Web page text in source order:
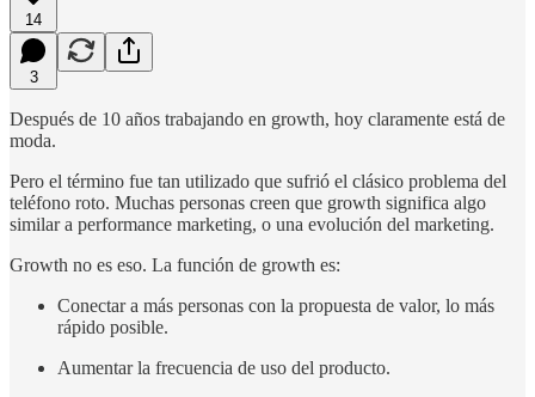
14
3
Después de 10 años trabajando en growth, hoy claramente está de
moda.
Pero el término fue tan utilizado que sufrió el clásico problema del
teléfono roto. Muchas personas creen que growth significa algo
similar a performance marketing, o una evolución del marketing.
Growth no es eso. La función de growth es:
Conectar a más personas con la propuesta de valor, lo más
rápido posible.
Aumentar la frecuencia de uso del producto.